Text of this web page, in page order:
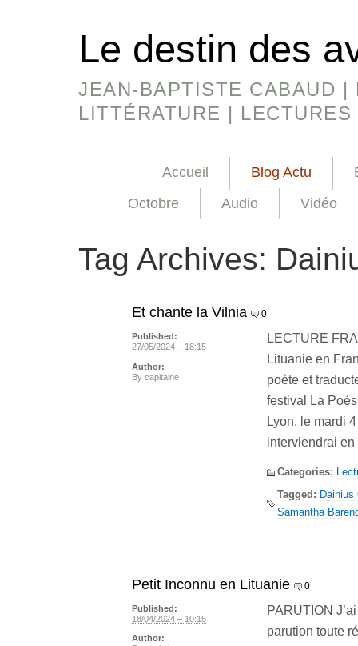
Le destin des
JEAN-BAPTISTE CABAUD
LITTÉRATURE |
Accueil Blog Actu
Octobre
Audio Vidéo
Tag Archives:
Et chante la Vilnia 0
LECTURE
Lituanie en
poète et
festival La
Lyon, le mardi
interviendrai
Categories:
Tagged: Dainius
Samantha
Published:
27/05/2024 – 18:15
Author:
By capitaine
Petit Inconnu en Lituanie 0
PARUTION
parution toute
Published:
18/04/2024 – 10:15
Author: